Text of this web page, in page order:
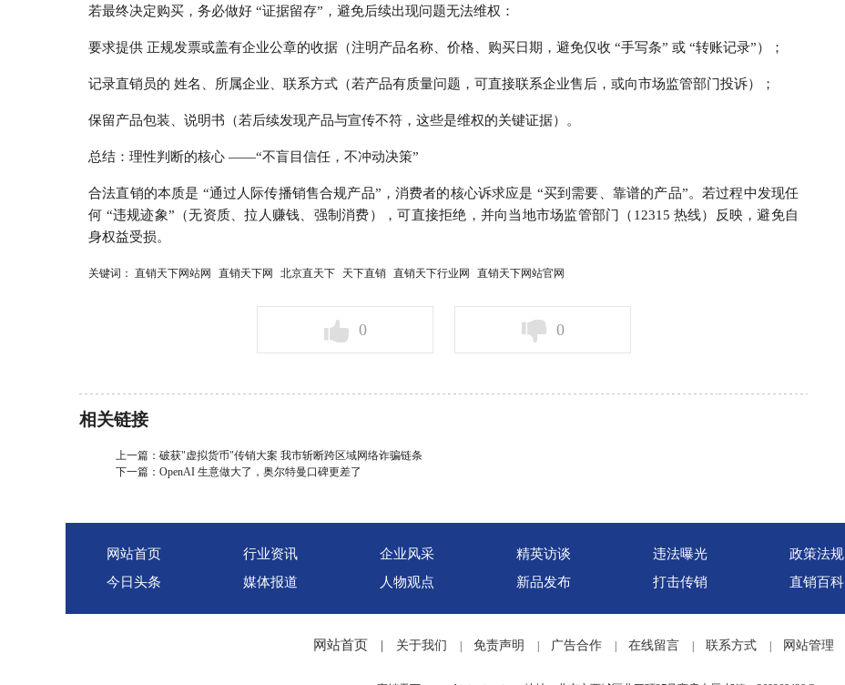
若最终决定购买，务必做好 “证据留存”，避免后续出现问题无法维权：
要求提供 正规发票或盖有企业公章的收据（注明产品名称、价格、购买日期，避免仅收 “手写条” 或 “转账记录”）；
记录直销员的 姓名、所属企业、联系方式（若产品有质量问题，可直接联系企业售后，或向市场监管部门投诉）；
保留产品包装、说明书（若后续发现产品与宣传不符，这些是维权的关键证据）。
总结：理性判断的核心 ——“不盲目信任，不冲动决策”
合法直销的本质是 “通过人际传播销售合规产品”，消费者的核心诉求应是 “买到需要、靠谱的产品”。若过程中发现任
何 “违规迹象”（无资质、拉人赚钱、强制消费），可直接拒绝，并向当地市场监管部门（12315 热线）反映，避免自
身权益受损。
关键词： 直销天下网站网 直销天下网 北京直天下 天下直销 直销天下行业网 直销天下网站官网
0 0
相关链接
上一篇： 破获"虚拟货币"传销大案 我市斩断跨区域网络诈骗链条
下一篇： OpenAI 生意做大了，奥尔特曼口碑更差了
网站首页 行业资讯 企业风采 精英访谈 违法曝光 政策法规
今日头条
媒体报道 人物观点 新品发布 打击传销 直销百科
网站首页 | 关于我们 免责声明 广告合作 在线留言 联系方式 网站管理